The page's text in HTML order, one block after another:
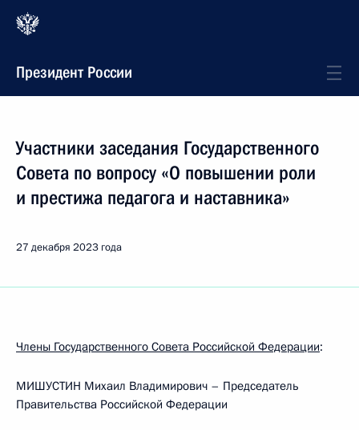
Президент России
Участники заседания Государственного
Совета по вопросу «О повышении роли
и престижа педагога и наставника»
27 декабря 2023 года
Члены Государственного Совета Российской Федерации:
МИШУСТИН Михаил Владимирович – Председатель
Правительства Российской Федерации